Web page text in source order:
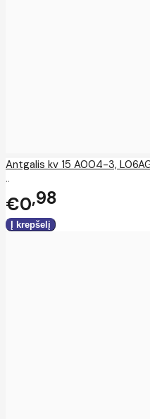
Antgalis kv 15 A004-3,
..
€0 98